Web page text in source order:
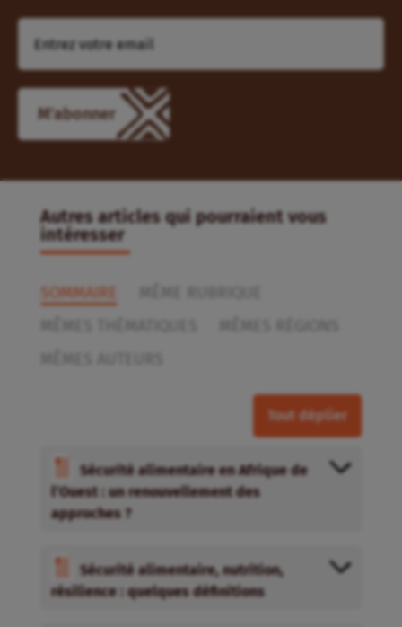
Autres articles qui pourraient vous
intéresser
SOMMAIRE
Tout déplier
Sécurité alimentaire en Afrique de
l’Ouest : un renouvellement des
approches ?
Sécurité alimentaire, nutrition,
résilience : quelques définitions